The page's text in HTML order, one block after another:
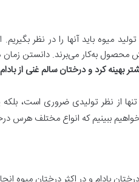
میوه باید آنها را در نظر
به‌کار می‌برند. دانستن زمان
بهینه کرد و درختان سالم غنی از
از نظر تولیدی ضروری است،
ببینیم که انواع مختلف هرس